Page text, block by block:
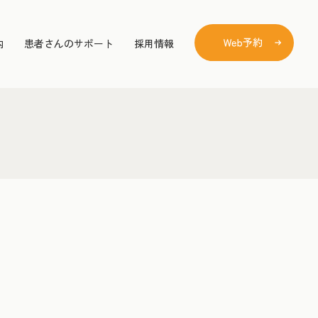
患者さんのサポート 採用情報